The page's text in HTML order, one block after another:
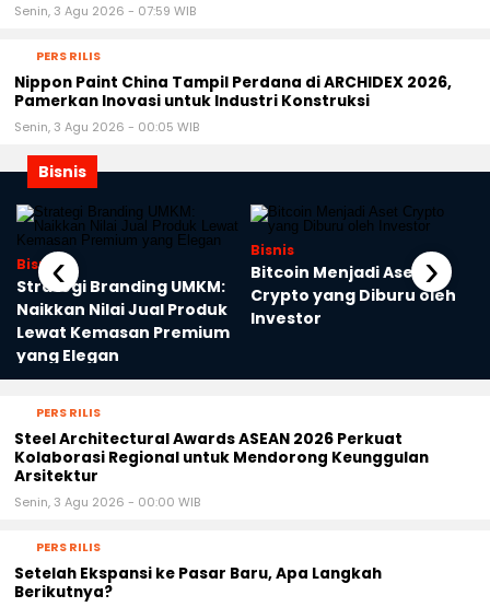
Senin, 3 Agu 2026 - 07:59 WIB
PERS RILIS
Nippon Paint China Tampil Perdana di ARCHIDEX 2026,
Pamerkan Inovasi untuk Industri Konstruksi
Senin, 3 Agu 2026 - 00:05 WIB
Bisnis
Bisnis
Strategi Branding UMKM:
Naikkan Nilai Jual Produk
Lewat Kemasan Premium
yang Elegan
Bisnis
Bitcoin Menjadi Aset
Crypto yang Diburu oleh
Investor
‹ ›
PERS RILIS
Steel Architectural Awards ASEAN 2026 Perkuat
Kolaborasi Regional untuk Mendorong Keunggulan
Arsitektur
Senin, 3 Agu 2026 - 00:00 WIB
PERS RILIS
Setelah Ekspansi ke Pasar Baru, Apa Langkah
Berikutnya?